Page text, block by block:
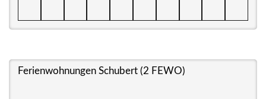
Ferienwohnungen Schubert (2 FEWO)